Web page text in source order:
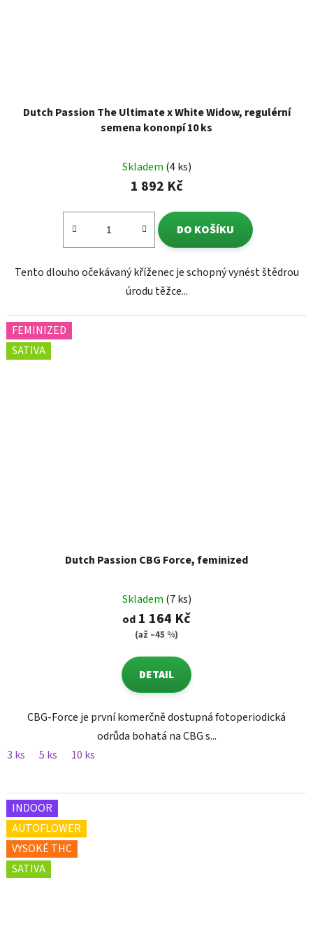
Dutch Passion The Ultimate x White Widow, regulérní
semena kononpí 10 ks
Skladem (4 ks)
1 892 Kč
DO KOŠÍKU
Tento dlouho očekávaný kříženec je schopný vynést štědrou
úrodu těžce...
FEMINIZED
SATIVA
Dutch Passion CBG Force, feminized
Skladem (7 ks)
od 1 164 Kč
(až –45 %)
DETAIL
CBG-Force je první komerčně dostupná fotoperiodická
odrůda bohatá na CBG s...
3 ks
5 ks 10 ks
INDOOR
AUTOFLOWER
VYSOKÉ THC
SATIVA